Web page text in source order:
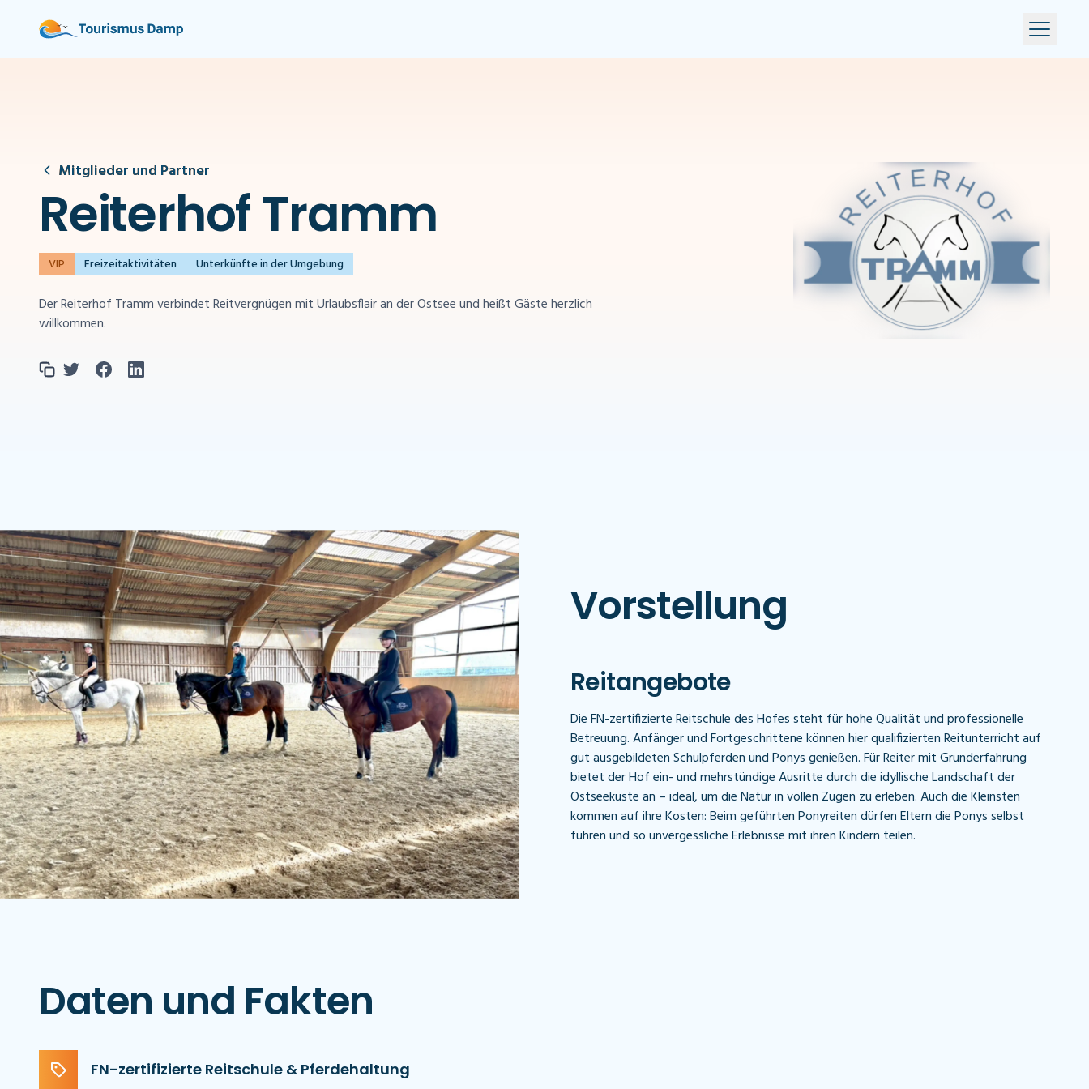
Mitglieder und Partner
Reiterhof Tramm
VIP Freizeitaktivitäten Unterkünfte in der Umgebung
Der Reiterhof Tramm verbindet Reitvergnügen mit Urlaubsflair an der Ostsee und heißt Gäste herzlich
willkommen.
Vorstellung
Reitangebote
Die FN-zertifizierte Reitschule des Hofes steht für hohe Qualität und professionelle
Betreuung. Anfänger und Fortgeschrittene können hier qualifizierten Reitunterricht auf
gut ausgebildeten Schulpferden und Ponys genießen. Für Reiter mit Grunderfahrung
bietet der Hof ein- und mehrstündige Ausritte durch die idyllische Landschaft der
Ostseeküste an – ideal, um die Natur in vollen Zügen zu erleben. Auch die Kleinsten
kommen auf ihre Kosten: Beim geführten Ponyreiten dürfen Eltern die Ponys selbst
führen und so unvergessliche Erlebnisse mit ihren Kindern teilen.
Daten und Fakten
FN-zertifizierte Reitschule & Pferdehaltung